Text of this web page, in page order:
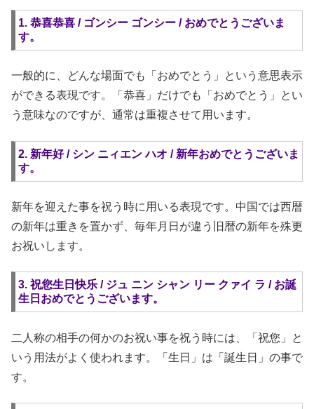
1. 恭喜恭喜 / ゴンシー ゴンシー / おめでとうございま
す。
一般的に、どんな場面でも「おめでとう」という意思表示
ができる表現です。「恭喜」だけでも「おめでとう」とい
う意味なのですが、通常は重複させて用います。
2. 新年好 / シン ニィエン ハオ / 新年おめでとうございま
す。
新年を迎えた事を祝う時に用いる表現です。中国では西暦
の新年は重きを置かず、毎年月日が違う旧暦の新年を殊更
お祝いします。
3. 祝您生日快乐 / ジュ ニン シャン リー クァイ ラ / お誕
生日おめでとうございます。
二人称の相手の何かのお祝い事を祝う時には、「祝您」と
いう用法がよく使われます。「生日」は「誕生日」の事で
す。